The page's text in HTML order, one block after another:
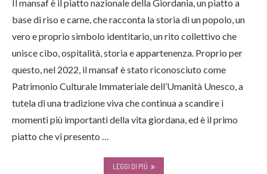
Il mansaf è il piatto nazionale della Giordania, un piatto a
base di riso e carne, che racconta la storia di un popolo, un
vero e proprio simbolo identitario, un rito collettivo che
unisce cibo, ospitalità, storia e appartenenza. Proprio per
questo, nel 2022, il mansaf è stato riconosciuto come
Patrimonio Culturale Immateriale dell’Umanità Unesco, a
tutela di una tradizione viva che continua a scandire i
momenti più importanti della vita giordana, ed è il primo
piatto che vi presento …
LEGGI DI PIÙ